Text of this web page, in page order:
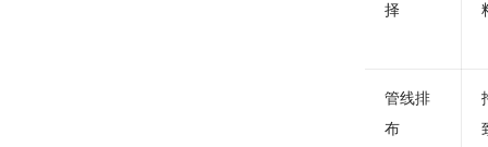
择
管线排
布